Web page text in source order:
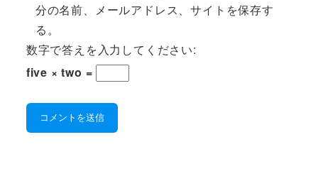
分の名前、メールアドレス、サイトを保存す
る。
数字で答えを入力してください:
five × two =